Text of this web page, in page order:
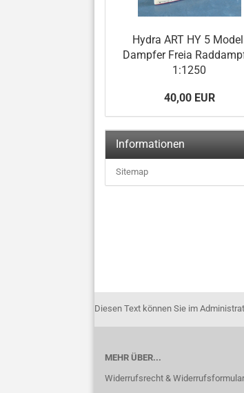
Hydra ART HY 5
Dampfer Freia
1:1250
40,00 EUR
Informationen
Sitemap
Diesen Text können Sie im
MEHR ÜBER...
Widerrufsrecht & Widerrufsformular